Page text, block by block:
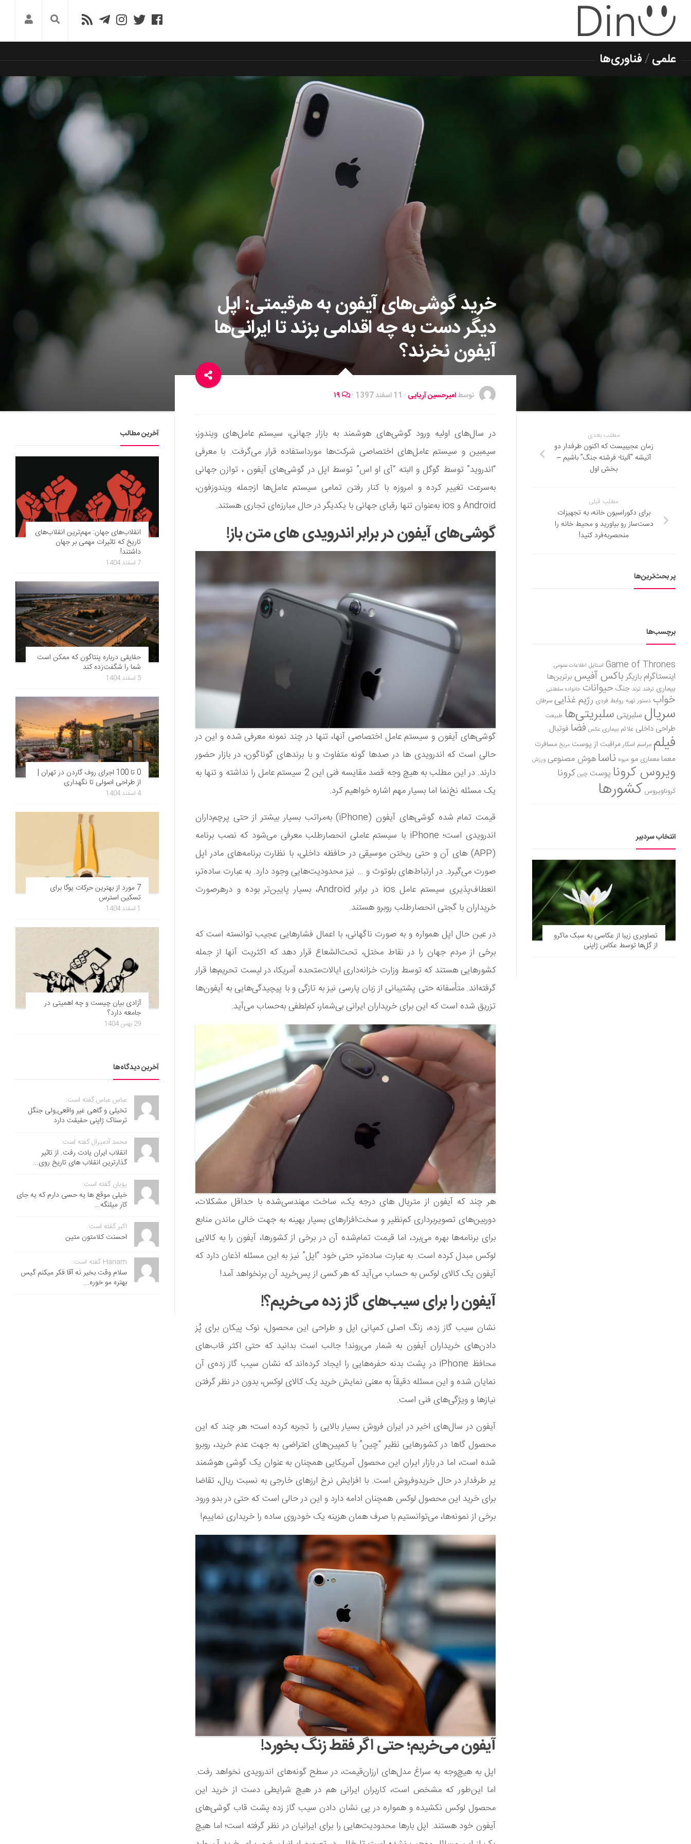
علمی/فناوری‌ها
خرید گوشی‌های آیفون به هرقیمتی: اپل
دیگر دست به چه اقدامی بزند تا ایرانی‌ها
آیفون نخرند؟
توسطامیرحسین آریایی · 11 اسفند 1397 ·
در سال‌های اولیه ورود گوشی‌های هوشمند به بازار جهانی، سیستم عامل‌های ویندوز،
سیمبین و سیستم عامل‌های اختصاصی شرکت‌ها مورداستفاده قرار می‌گرفت. با معرفی
“اندروید” توسط گوگل و البته “آی او اس” توسط اپل در گوشی‌های آیفون ، توازن جهانی
به‌سرعت تغییر کرده و امروزه با کنار رفتن تمامی سیستم عامل‌ها ازجمله ویندوزفون،
Android و ios به‌عنوان تنها رقبای جهانی با یکدیگر در حال مبارزه‌ای تجاری هستند.
گوشی‌های آیفون در برابر اندرویدی های متن باز!
گوشی‌های آیفون و سیستم عامل اختصاصی آنها، تنها در چند نمونه معرفی شده و این در
حالی است که اندرویدی ها در صدها گونه متفاوت و با برندهای گوناگون، در بازار حضور
دارند. در این مطلب به هیچ وجه قصد مقایسه فنی این 2 سیستم عامل را نداشته و تنها به
یک مسئله نخ‌نما اما بسیار مهم اشاره خواهیم کرد.
قیمت تمام شده گوشی‌های آیفون (iPhone) به‌مراتب بسیار بیشتر از حتی پرچم‌داران
اندرویدی است؛ iPhone با سیستم عاملی انحصارطلب معرفی می‌شود که نصب برنامه
(APP) های آن و حتی ریختن موسیقی در حافظه داخلی، با نظارت برنامه‌های مادر اپل
صورت می‌گیرد. در ارتباط‌های بلوتوث و … نیز محدودیت‌هایی وجود دارد. به عبارت ساده‌تر،
انعطاف‌پذیری سیستم عامل ios در برابر Android، بسیار پایین‌تر بوده و درهرصورت
خریداران با گجتی انحصارطلب روبرو هستند.
در عین حال اپل همواره و به صورت ناگهانی، با اعمال فشارهایی عجیب توانسته است که
برخی از مردم جهان را در نقاط مختل، تحت‌الشعاع قرار دهد که اکثریت آنها از جمله
کشورهایی هستند که توسط وزارت خزانه‌داری ایالات‌متحده آمریکا، در لیست تحریم‌ها قرار
گرفته‌اند. متأسفانه حتی پشتیبانی از زبان پارسی نیز به تازگی و با پیچیدگی‌هایی به آیفون‌ها
تزریق شده است که این برای خریداران ایرانی بی‌شمار، کم‌لطفی به‌حساب می‌آید.
هر چند که آیفون از متریال های درجه یک، ساخت مهندسی‌شده با حداقل مشکلات،
دوربین‌های تصویربرداری کم‌نظیر و سخت‌افزارهای بسیار بهینه به جهت خالی ماندن منابع
برای برنامه‌ها بهره می‌برد، اما قیمت تمام‌شده آن در برخی از کشورها، آیفون را به کالایی
لوکس مبدل کرده است. به عبارت ساده‌تر، حتی خود “اپل” نیز به این مسئله اذعان دارد که
آیفون یک کالای لوکس به حساب می‌آید که هر کسی از پس‌خرید آن برنخواهد آمد!
آیفون را برای سیب‌های گاز زده می‌خریم؟!
نشان سیب گاز زده، زنگ اصلی کمپانی اپل و طراحی این محصول، نوک پیکان برای پُز
دادن‌های خریداران آیفون به شمار می‌روند! جالب است بدانید که حتی اکثر قاب‌های
محافظ iPhone در پشت بدنه حفره‌هایی را ایجاد کرده‌اند که نشان سیب گاز زده‌ی آن
نمایان شده و این مسئله دقیقاً به معنی نمایش خرید یک کالای لوکس، بدون در نظر گرفتن
نیازها و ویژگی‌های فنی است.
آیفون در سال‌های اخیر در ایران فروش بسیار بالایی را تجربه کرده است؛ هر چند که این
محصول گاها در کشورهایی نظیر “چین” با کمپین‌های اعتراضی به جهت عدم خرید، روبرو
شده است، اما در بازار ایران این محصول آمریکایی همچنان به عنوان یک گوشی هوشمند
پر طرفدار در حال خریدوفروش است. با افزایش نرخ ارزهای خارجی به نسبت ریال، تقاضا
برای خرید این محصول لوکس همچنان ادامه دارد و این در حالی است که حتی در بدو ورود
برخی از نمونه‌ها، می‌توانستیم با صرف همان هزینه یک خودروی ساده را خریداری نماییم!
آیفون می‌خریم؛ حتی اگر فقط زنگ بخورد!
اپل به هیچ‌وجه به سراغ مدل‌های ارزان‌قیمت، در سطح گونه‌های اندرویدی نخواهد رفت.
اما این‌طور که مشخص است، کاربران ایرانی هم در هیچ شرایطی دست از خرید این
محصول لوکس نکشیده و همواره در پی نشان دادن سیب گاز زده پشت قاب گوشی‌های
آیفون خود هستند. اپل بارها محدودیت‌هایی را برای ایرانیان در نظر گرفته است؛ اما هیچ
مطلب بعدی
زمان عجیبیست که اکنون طرفدار دو
آتیشه “آلیتا- فرشته جنگ” باشیم –
بخش اول
مطلب قبلی
برای دکوراسیون خانه، به تجهیزات
دست‌ساز رو بیاورید و محیط خانه را
منحصربه‌فرد کنید!
پر بحث‌ترین‌ها
برچسب‌ها
Game of Thrones استایل اطلاعات عمومی
اینستاگرام بازیگر باکس آفیس برترین‌ها
بیماری ترفند ترند جنگ حیوانات خانواده سلطنتی
خواب دستور تهیه روابط فردی رژیم غذاییسرطان
سریال سلبریتی سلبریتی‌ها طبیعت
طراحی داخلی علائم بیماری عکس فضا فوتبال
فیلم مراسم اسکارمراقبت از پوست مریخ مسافرت
معمامعماری مو میوه ناساهوش مصنوعی ورزش
ویروس کرونا پوست چین کرونا
کروناویروس کشورها
انتخاب سردبیر
تصاویری زیبا از عکاسی به سبک ماکرو
از گل‌ها توسط عکاس ژاپنی
آخرین مطالب
انقلاب‌های جهان: مهم‌ترین انقلاب‌های
تاریخ که تاثیرات مهمی بر جهان
داشتند!
7 اسفند 1404
حقایقی درباره پنتاگون که ممکن است
شما را شگفت‌زده کند
5 اسفند 1404
0 تا 100 اجرای روف گاردن در تهران |
از طراحی اصولی تا نگهداری
4 اسفند 1404
7 مورد از بهترین حرکات یوگا برای
تسکین استرس
1 اسفند 1404
آزادی بیان چیست و چه اهمیتی در
جامعه دارد؟
29 بهمن 1404
آخرین دیدگاه‌ها
عباس عباس گفته است:
تخیلی و گاهی غیر واقعی,ولی جنگل
ترسناک ژاپنی حقیقت دارد
محمد آدمیرال گفته است:
انقلاب ایران یادت رفت. از تاثیر
گذارترین انقلاب های تاریخ روی...
پویان گفته است:
خیلی موقع ها یه حسی دارم که یه جای
کار میلنگه...
اکبر گفته است:
احسنت ‌کلامتون متین
Hanam گفته است:
سلام وقت بخیر نه آقا فکر میکنم گیس
بهتره مو خوره...